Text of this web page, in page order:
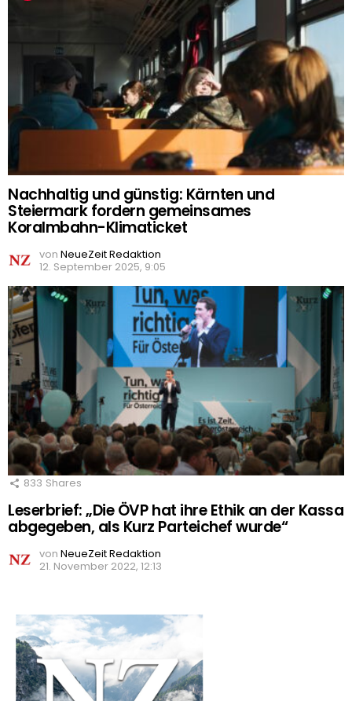
Nachhaltig und günstig: Kärnten und
Steiermark fordern gemeinsames
Koralmbahn-Klimaticket
von NeueZeit Redaktion
12. September 2025, 9:05
833 Shares
Leserbrief: „Die ÖVP hat ihre Ethik an der Kassa
abgegeben, als Kurz Parteichef wurde“
von NeueZeit Redaktion
21. November 2022, 12:13